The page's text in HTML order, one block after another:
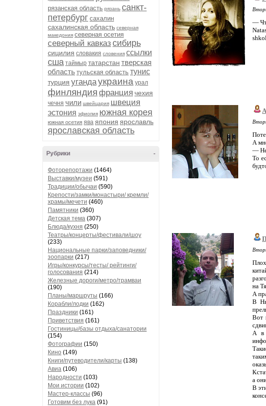
рязанская область рязань санкт-
петербург сахалин
сахалинская область северная
македония северная осетия
северный кавказ сибирь
сицилия словакия словения ссылки
сша таймыр татарстан тверская
область тульская область тунис
турция угандаукраина урал
финляндия франция чехия
чечня чили швейцария швеция
эстония эфиопия южная корея
южная осетия ява япония ярославль
ярославская область
-
Рубрики
Фоторепортажи (1464)
Выставки/музеи (591)
Традиции/обычаи (590)
Крепости/замки/монастыри/ кремли/
храмы/мечети (460)
Памятники (360)
Детская тема (307)
Блюда/кухня (250)
Театры/концерты/фестивали/шоу
(233)
Национальные парки/заповедники/
зоопарки (217)
Игры/конкурсы/тесты/ рейтинги/
голосования (214)
Железные дороги/метро/трамваи
(190)
Планы/маршруты (166)
Корабли/лодки (162)
Праздники (161)
Приветствия (161)
Гостиницы/базы отдыха/санатории
(154)
Фотографии (150)
Кино (149)
Книги/путеводители/карты (138)
Авиа (106)
Народности (103)
Мои истории (102)
Мастер-классы (96)
Готовим без лука (91)
—
А
—
То
на
А
В
Вот
А в
а
В